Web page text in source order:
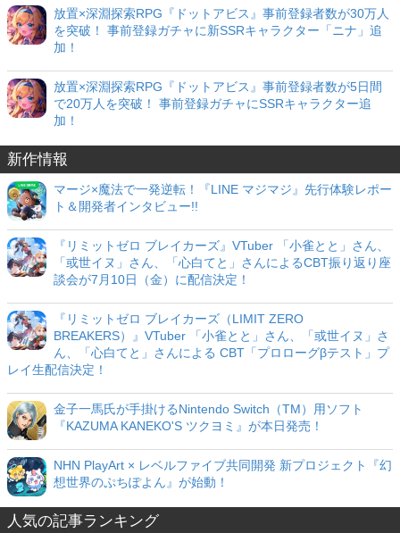
放置×深淵探索RPG『ドットアビス』事前登録者数が30万人
を突破！ 事前登録ガチャに新SSRキャラクター「ニナ」追
加！
放置×深淵探索RPG『ドットアビス』事前登録者数が5日間
で20万人を突破！ 事前登録ガチャにSSRキャラクター追
加！
新作情報
マージ×魔法で一発逆転！『LINE マジマジ』先行体験レポー
ト＆開発者インタビュー!!
『リミットゼロ ブレイカーズ』VTuber 「小雀とと」さん、
「或世イヌ」さん、「心白てと」さんによるCBT振り返り座
談会が7月10日（金）に配信決定！
『リミットゼロ ブレイカーズ（LIMIT ZERO
BREAKERS）』VTuber 「小雀とと」さん、「或世イヌ」さ
ん、「心白てと」さんによる CBT「プロローグβテスト」プ
レイ生配信決定！
金子一馬氏が手掛けるNintendo Switch（TM）用ソフト
『KAZUMA KANEKO'S ツクヨミ』が本日発売！
NHN PlayArt × レベルファイブ共同開発 新プロジェクト『幻
想世界のぷちぽよん』が始動！
人気の記事ランキング